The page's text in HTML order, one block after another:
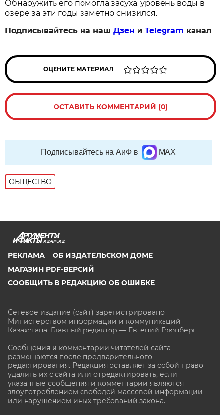
Обнаружить его помогла засуха: уровень воды в
озере за эти годы заметно снизился.
Подписывайтесь на нашДзен иTelegram канал
ОЦЕНИТЕ МАТЕРИАЛ
ОСТАВИТЬ КОММЕНТАРИЙ (0)
Подписывайтесь на АиФ в MAX
ОБЩЕСТВО
KZAIF.KZ
РЕКЛАМА
ОБ ИЗДАТЕЛЬСКОМ ДОМЕ
МАГАЗИН PDF-ВЕРСИЙ
СООБЩИТЬ В РЕДАКЦИЮ ОБ ОШИБКЕ
Сетевое издание (сайт) зарегистрировано
Министерством информации и коммуникаций
Казахстана. Главный редактор — Евгений Грюнберг.
Сообщения и комментарии читателей сайта
размещаются после предварительного
редактирования. Редакция оставляет за собой право
удалить их с сайта или отредактировать, если
указанные сообщения и комментарии являются
злоупотреблением свободой массовой информации
или нарушением иных требований закона.